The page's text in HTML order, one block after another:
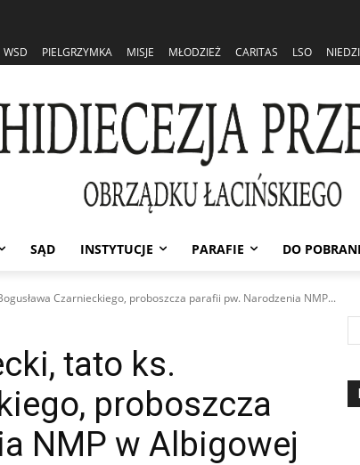
WSD PIELGRZYMKA MISJE MŁODZIEŻ CARITAS LSO
SĄD INSTYTUCJE PARAFIE DO
Czarnieckiego, proboszcza parafii pw. Narodzenia NMP...
tato ks.
proboszcza
NMP w Albigowej